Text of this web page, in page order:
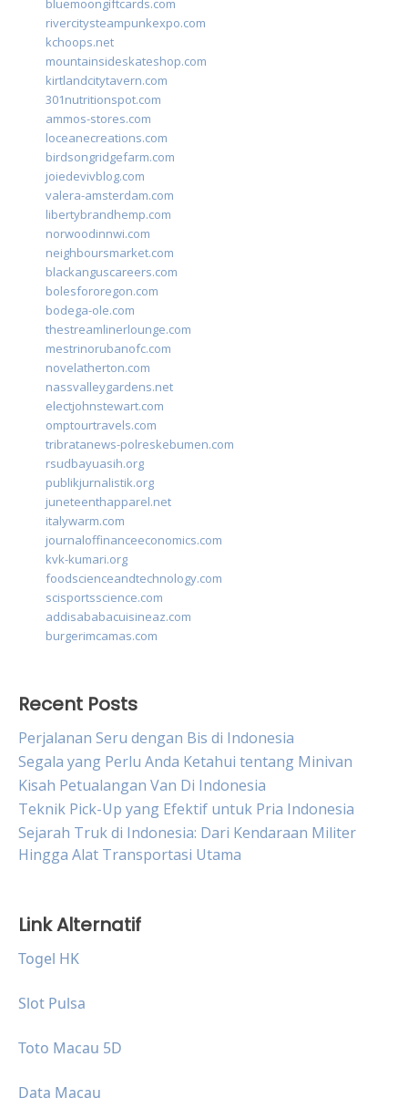
bluemoongiftcards.com
rivercitysteampunkexpo.com
kchoops.net
mountainsideskateshop.com
kirtlandcitytavern.com
301nutritionspot.com
ammos-stores.com
loceanecreations.com
birdsongridgefarm.com
joiedevivblog.com
valera-amsterdam.com
libertybrandhemp.com
norwoodinnwi.com
neighboursmarket.com
blackanguscareers.com
bolesfororegon.com
bodega-ole.com
thestreamlinerlounge.com
mestrinorubanofc.com
novelatherton.com
nassvalleygardens.net
electjohnstewart.com
omptourtravels.com
tribratanews-polreskebumen.com
rsudbayuasih.org
publikjurnalistik.org
juneteenthapparel.net
italywarm.com
journaloffinanceeconomics.com
kvk-kumari.org
foodscienceandtechnology.com
scisportsscience.com
addisababacuisineaz.com
burgerimcamas.com
Recent Posts
Perjalanan Seru dengan Bis di Indonesia
Segala yang Perlu Anda Ketahui tentang Minivan
Kisah Petualangan Van Di Indonesia
Teknik Pick-Up yang Efektif untuk Pria Indonesia
Sejarah Truk di Indonesia: Dari Kendaraan Militer
Hingga Alat Transportasi Utama
Link Alternatif
Togel HK
Slot Pulsa
Toto Macau 5D
Data Macau